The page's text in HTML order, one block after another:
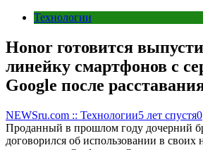
Технологии
Honor готовится
линейку смартфонов с
Google после
NEWSru.com :: Технологии5 лет спустя0
Проданный в прошлом году дочерний
договорился об использовании в своих